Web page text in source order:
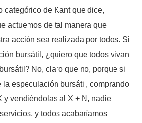
categórico de Kant que dice,
actuemos de tal manera que
acción sea realizada por todos. Si
bursátil, ¿quiero que todos vivan
No, claro que no, porque si
la especulación bursátil, comprando
y vendiéndolas al X + N, nadie
y todos acabaríamos